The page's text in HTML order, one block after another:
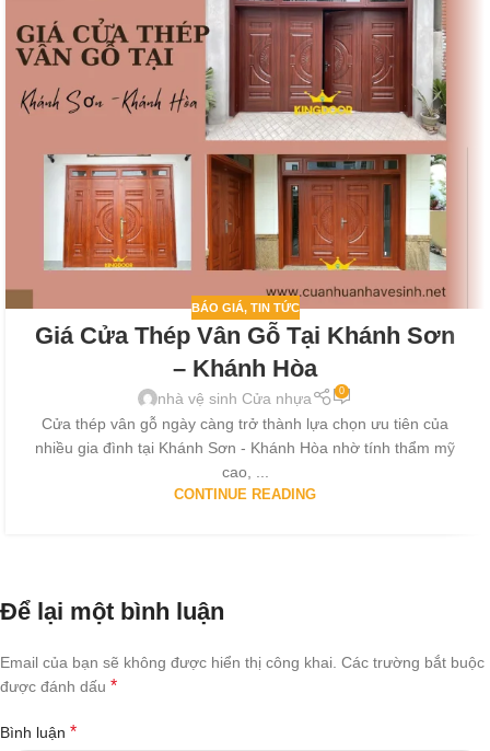
BÁO GIÁ, TIN TỨC
Giá Cửa Thép Vân Gỗ Tại Khánh Sơn
– Khánh Hòa
nhà vệ sinh Cửa nhựa 0
Cửa thép vân gỗ ngày càng trở thành lựa chọn ưu tiên của
nhiều gia đình tại Khánh Sơn - Khánh Hòa nhờ tính thẩm mỹ
cao, ...
CONTINUE READING
Để lại một bình luận
Email của bạn sẽ không được hiển thị công khai. Các trường bắt buộc
được đánh dấu *
Bình luận *